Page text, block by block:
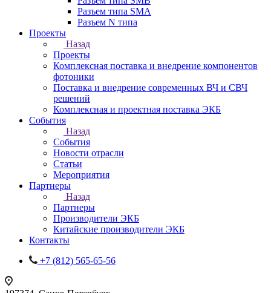
Разъем типа SMA
Разъем N типа
Проекты
Назад
Проекты
Комплексная поставка и внедрение компонентов
фотоники
Поставка и внедрение современных ВЧ и СВЧ
решений
Комплексная и проектная поставка ЭКБ
События
Назад
События
Новости отрасли
Статьи
Мероприятия
Партнеры
Назад
Партнеры
Производители ЭКБ
Китайские производители ЭКБ
Контакты
+7 (812) 565-65-56